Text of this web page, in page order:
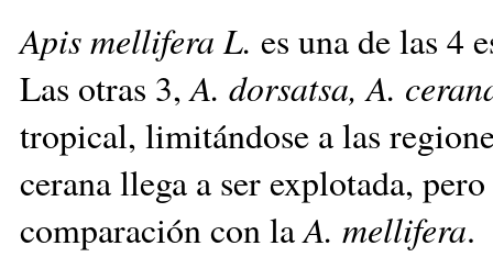
Apis mellifera L. es una de las 4
Las otras 3,A. dorsatsa, A.
tropical, limitándose a las
cerana llega a ser explotada,
comparación con laA. mellifera